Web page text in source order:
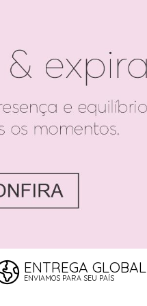
ENTREGA GLOBAL
ENVIAMOS PARA SEU PAÍS